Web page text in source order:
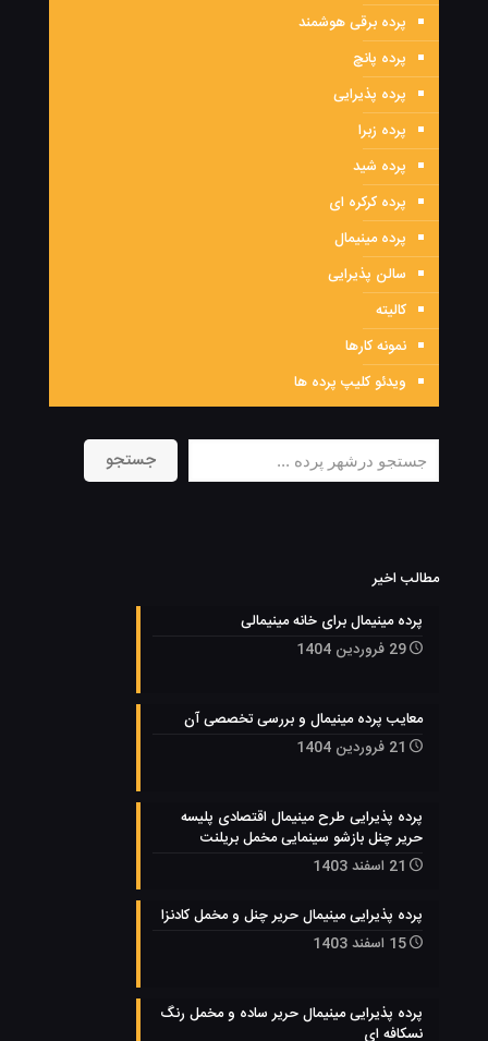
پرده برقی هوشمند
پرده پانچ
پرده پذیرایی
پرده زبرا
پرده شید
پرده کرکره ای
پرده مینیمال
سالن پذیرایی
کالیته
نمونه کارها
ویدئو کلیپ پرده ها
جستجو جستجو
مطالب اخیر
پرده مینیمال برای خانه مینیمالی
29 فروردین 1404
معایب پرده مینیمال و بررسی تخصصی آن
21 فروردین 1404
پرده پذیرایی طرح مینیمال اقتصادی پلیسه
حریر چنل بازشو سینمایی مخمل بریلنت
21 اسفند 1403
پرده پذیرایی مینیمال حریر چنل و مخمل کادنزا
15 اسفند 1403
پرده پذیرایی مینیمال حریر ساده و مخمل رنگ
نسکافه ای